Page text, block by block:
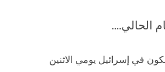
الحالي....
في إسرائيل يومي الاثنين